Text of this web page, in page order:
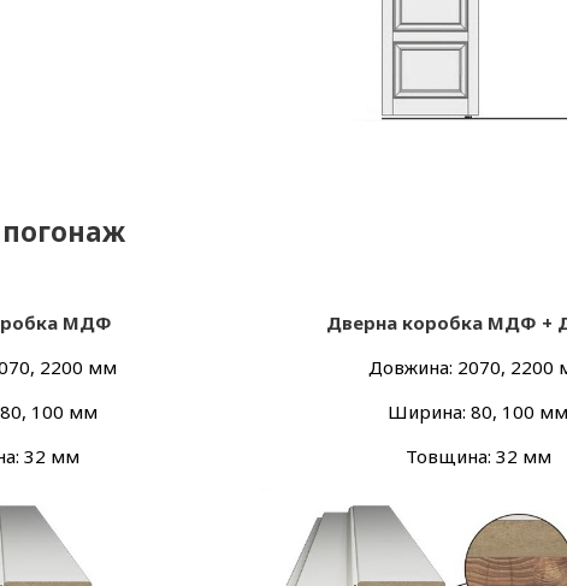
погонаж
МДФ
2200 мм
100 мм
32 мм
Дверна коробка МДФ +
Довжина: 2070, 2200
Ширина: 80, 100 мм
Товщина: 32 мм